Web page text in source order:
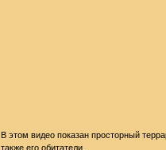
В этом видео показан просторный
также его обитатели.